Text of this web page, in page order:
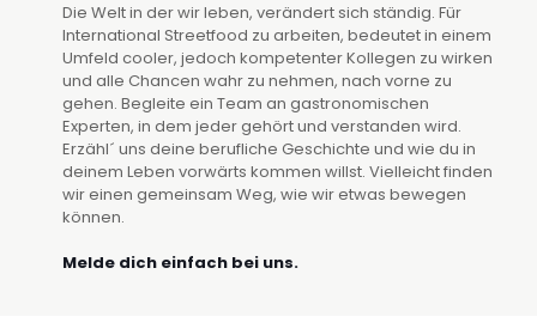
Die Welt in der wir leben, verändert sich ständig. Für
International Streetfood zu arbeiten, bedeutet in einem
Umfeld cooler, jedoch kompetenter Kollegen zu wirken
und alle Chancen wahr zu nehmen, nach vorne zu
gehen. Begleite ein Team an gastronomischen
Experten, in dem jeder gehört und verstanden wird.
Erzähl´ uns deine berufliche Geschichte und wie du in
deinem Leben vorwärts kommen willst. Vielleicht finden
wir einen gemeinsam Weg, wie wir etwas bewegen
können.
Melde dich einfach bei uns.